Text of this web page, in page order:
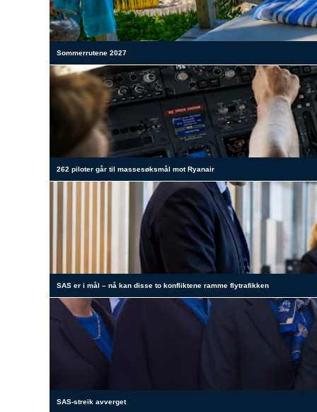
Sommerrutene 2027
262 piloter går til massesøksmål mot Ryanair
SAS er i mål – nå kan disse to konfliktene ramme flytrafikken
SAS-streik avverget